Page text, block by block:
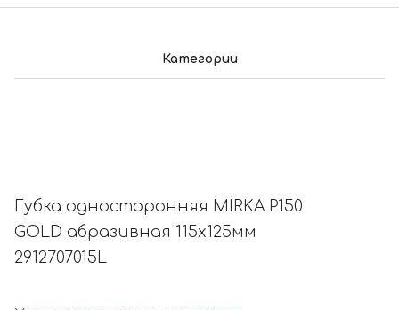
Категории
Губка односторонняя MIRKA P150
GOLD абразивная 115х125мм
2912707015L